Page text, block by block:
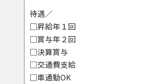
待遇／
□昇給年１回
□賞与年２回
□決算賞与
□交通費支給
□車通勤OK